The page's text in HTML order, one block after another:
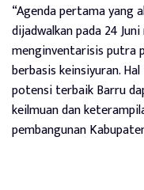
“Agenda pertama yang
dijadwalkan pada 24
menginventarisis putra
berbasis keinsiyuran.
potensi terbaik Barru
keilmuan dan
pembangunan